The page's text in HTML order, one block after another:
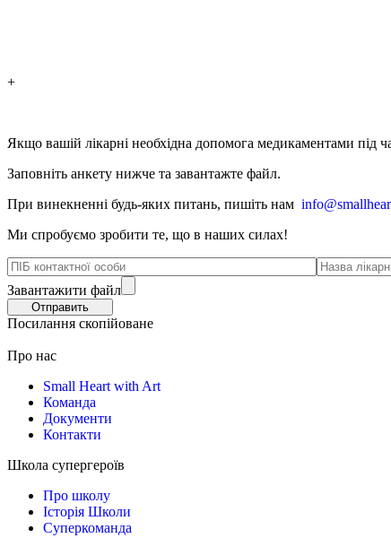
+
Якщо вашій лікарні необхідна допомога медикаментами під
Заповніть анкету нижче та завантажте файл.
При винекненні будь-яких питань, пишіть нам
Ми спробуємо зробити те, що в наших силах!
Завантажити файл
Посилання скопійоване
Про нас
Small Heart with Art
Команда
Документи
Контакти
Школа супергероїв
Про школу
Історія Школи
Суперкоманда